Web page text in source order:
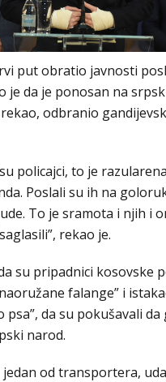
put obratio javnosti
je da je ponosan na
odbranio
policajci, to je razularena
Poslali su ih na
To je sramota i njih i
rekao je.
su pripadnici kosovske
falange” i
psa”, da su pokušavali da
narod.
jedan od transportera,